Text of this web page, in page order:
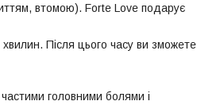
втомою). Forte Love подарує
Після цього часу ви зможете
головними болями і